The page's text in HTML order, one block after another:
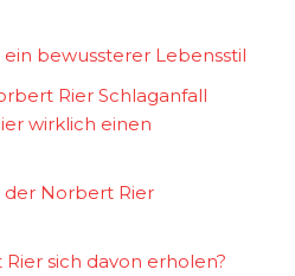
bewussterer Lebensstil
Rier Schlaganfall
wirklich einen
der Norbert Rier
sich davon erholen?